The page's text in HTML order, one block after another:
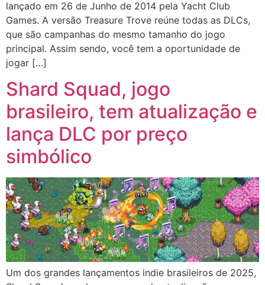
lançado em 26 de Junho de 2014 pela Yacht Club
Games. A versão Treasure Trove reúne todas as DLCs,
que são campanhas do mesmo tamanho do jogo
principal. Assim sendo, você tem a oportunidade de
jogar […]
Shard Squad, jogo
brasileiro, tem atualização e
lança DLC por preço
simbólico
Um dos grandes lançamentos indie brasileiros de 2025,